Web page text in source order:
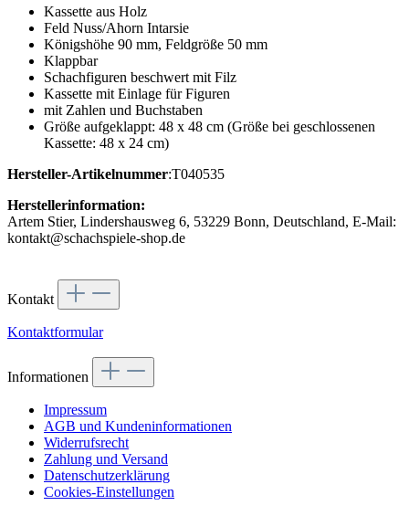
Kassette aus Holz
Feld Nuss/Ahorn Intarsie
Königshöhe 90 mm, Feldgröße 50 mm
Klappbar
Schachfiguren beschwert mit Filz
Kassette mit Einlage für Figuren
mit Zahlen und Buchstaben
Größe aufgeklappt: 48 x 48 cm (Größe bei geschlossenen
Kassette: 48 x 24 cm)
Hersteller-Artikelnummer:T040535
Herstellerinformation:
Artem Stier, Lindershausweg 6, 53229 Bonn, Deutschland, E-Mail:
kontakt@schachspiele-shop.de
Kontakt
Kontaktformular
Informationen
Impressum
AGB und Kundeninformationen
Widerrufsrecht
Zahlung und Versand
Datenschutzerklärung
Cookies-Einstellungen